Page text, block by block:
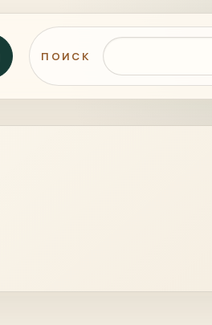
ПОИСК Поиск по сайту